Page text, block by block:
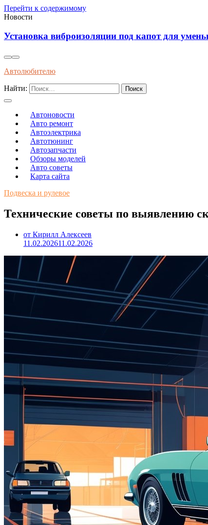
Перейти к содержимому
Новости
Установка виброизоляции под капот для
Автолюбителю
Найти:
Автоновости
Авто ремонт
Автоэлектрика
Автотюнинг
Автозапчасти
Обзоры моделей
Авто советы
Карта сайта
Подвеска и рулевое
Технические советы по выявлению
от Кирилл Алексеев
11.02.202611.02.2026